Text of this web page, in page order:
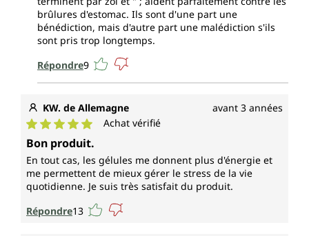
brûlures d'estomac. Ils sont d'une part une
bénédiction, mais d'autre part une malédiction s'ils
sont pris trop longtemps.
Répondre9
KW. de Allemagne avant 3 années
Note moyenne de 5 sur 5 étoiles
Achat vérifié
Bon produit.
En tout cas, les gélules me donnent plus d'énergie et
me permettent de mieux gérer le stress de la vie
quotidienne. Je suis très satisfait du produit.
Répondre13